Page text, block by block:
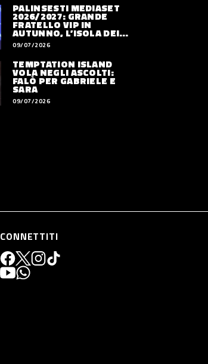
PALINSESTI MEDIASET
2026/2027: GRANDE
FRATELLO VIP IN
AUTUNNO, L’ISOLA DEI
FAMOSI SLITTA AL 2027
09/07/2026
TEMPTATION ISLAND
VOLA NEGLI ASCOLTI:
FALÒ PER GABRIELE E
SARA
09/07/2026
CONNETTITI